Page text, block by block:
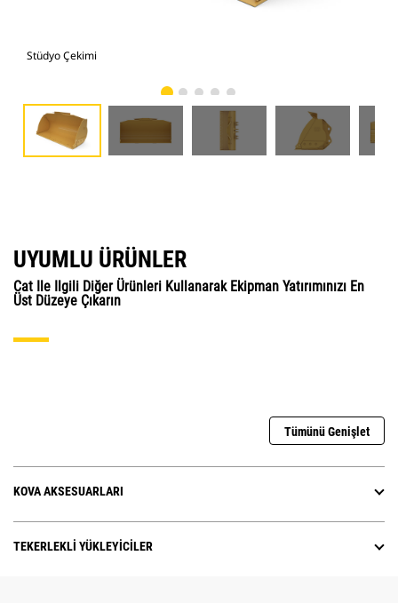
Stüdyo Çekimi
UYUMLU ÜRÜNLER
Cat Ile Ilgili Diğer Ürünleri Kullanarak Ekipman Yatırımınızı En
Üst Düzeye Çıkarın
Tümünü Genişlet
KOVA AKSESUARLARI
TEKERLEKLI YÜKLEYICILER